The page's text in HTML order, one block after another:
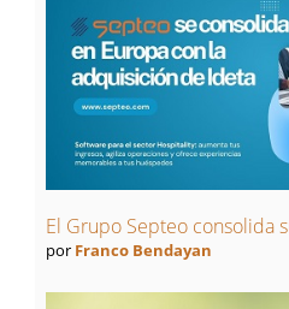
El Grupo Septeo consolida
por Franco Bendayan